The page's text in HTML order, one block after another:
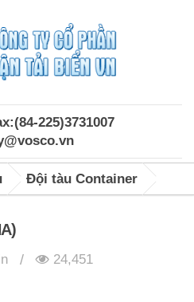
225)3731007
Đội tàu Container
/
24,451